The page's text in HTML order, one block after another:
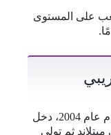
كما لعب على المستوى
بعد اعتزال توماس توماسبيرج كرة القدم عام 2004، دخل
ثم تولى